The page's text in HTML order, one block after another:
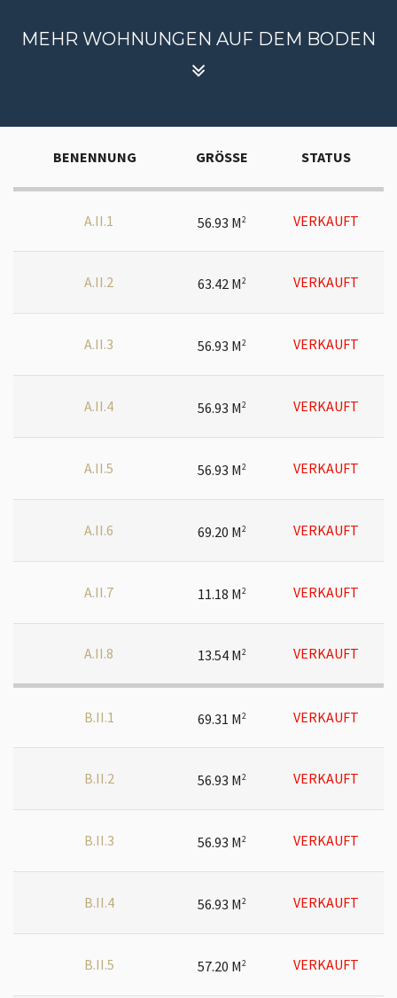
MEHR WOHNUNGEN AUF DEM BODEN
BENENNUNG GRÖSSE STATUS
A.II.1 56.93 M2 VERKAUFT
A.II.2 63.42 M2 VERKAUFT
A.II.3 56.93 M2 VERKAUFT
A.II.4 56.93 M2 VERKAUFT
A.II.5 56.93 M2 VERKAUFT
A.II.6 69.20 M2 VERKAUFT
A.II.7 11.18 M2 VERKAUFT
A.II.8 13.54 M2 VERKAUFT
B.II.1 69.31 M2 VERKAUFT
B.II.2 56.93 M2 VERKAUFT
B.II.3 56.93 M2 VERKAUFT
B.II.4 56.93 M2 VERKAUFT
B.II.5 57.20 M2 VERKAUFT